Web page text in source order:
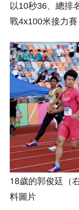
以10秒36、總排
戰4x100米接力賽
18歲的郭俊廷（
料圖片